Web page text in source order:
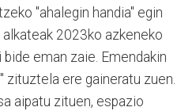
"ahalegin handia" egin
2023ko azkeneko
eman zaie. Emendakin
zituztela ere gaineratu zuen.
aipatu zituen, espazio